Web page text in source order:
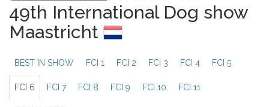
49th International Dog show
Maastricht
BEST IN SHOW FCI 1 FCI 2 FCI 3 FCI 4 FCI 5
FCI 6 FCI 7 FCI 8 FCI 9 FCI 10 FCI 11